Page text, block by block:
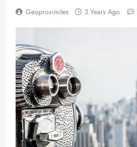
Geoproximites 3 Years Ago